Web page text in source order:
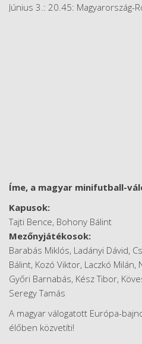
Június 3.: 20.45: Magyarország-
Íme, a magyar minifutball-
Kapusok:
Tajti Bence, Bohony Bálint
Mezőnyjátékosok:
Barabás Miklós, Ladányi Dávid,
Bálint, Kozó Viktor, Laczkó Milán,
Győri Barnabás, Kész Tibor,
Seregy Tamás
A magyar válogatott Európa-
élőben közvetíti!